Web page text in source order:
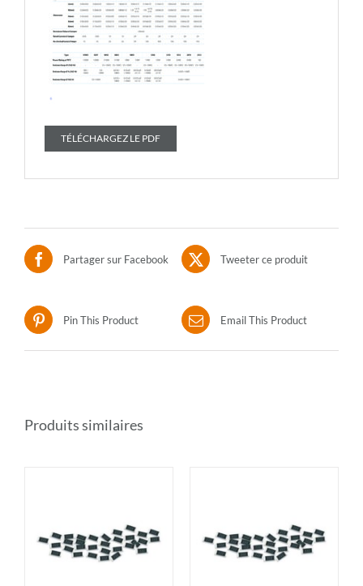
TÉLÉCHARGEZ LE PDF
Partager sur Facebook Tweeter ce produit
Pin This Product Email This Product
Produits similaires
AJOUTER AU PANIER
/
DÉTAILS